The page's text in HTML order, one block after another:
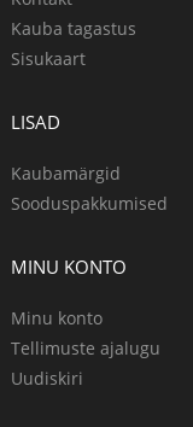
Kauba tagastus
Sisukaart
LISAD
Kaubamärgid
Sooduspakkumised
MINU KONTO
Minu konto
Tellimuste ajalugu
Uudiskiri